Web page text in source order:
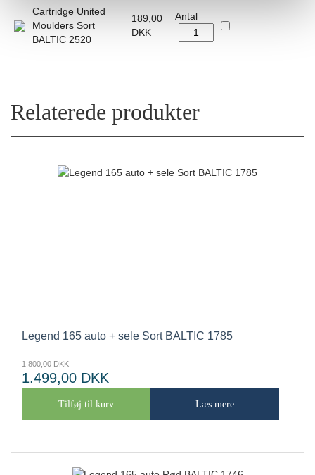
Cartridge United
Moulders Sort
BALTIC 2520
189,00
DKK
Antal
Relaterede produkter
Legend 165 auto + sele Sort BALTIC 1785
1.800,00DKK
1.499,00 DKK
Tilføj til kurv Læs mere